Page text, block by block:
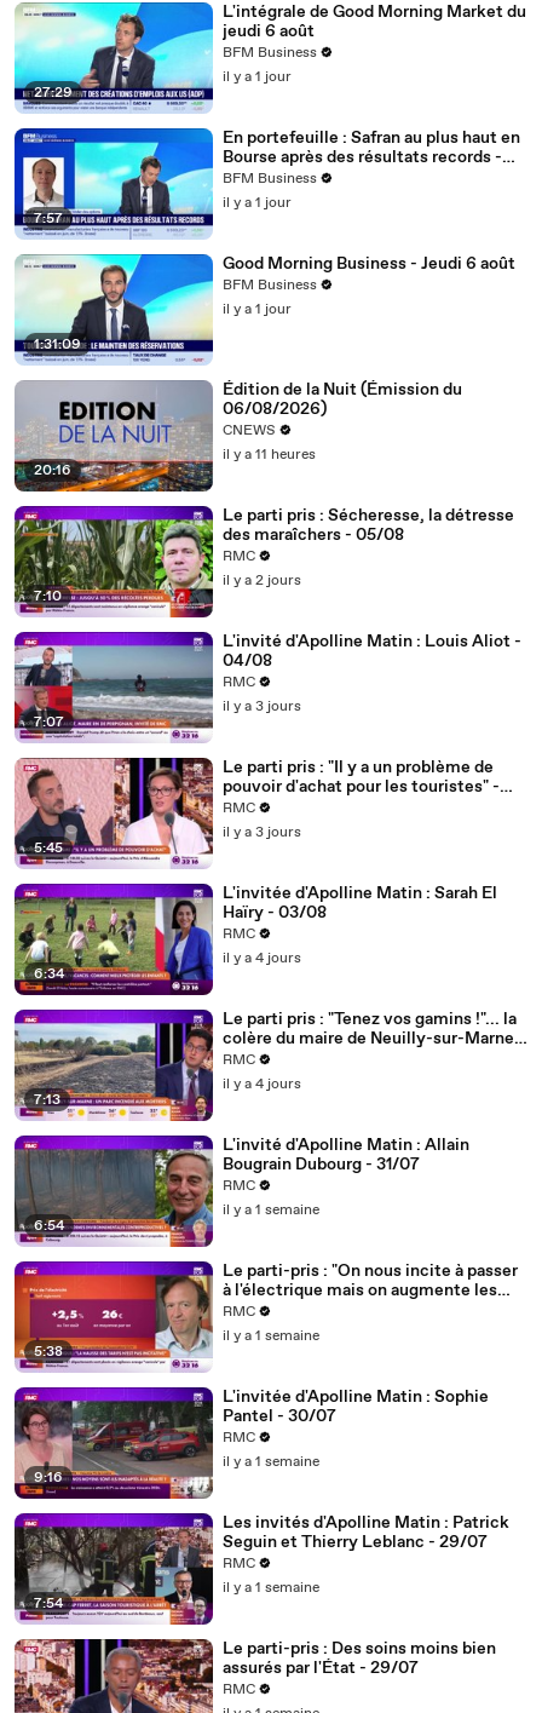
27:29
L'intégrale de Good Morning Market du
jeudi 6 août
BFM Business
il y a 1 jour
7:57
En portefeuille : Safran au plus haut en
Bourse après des résultats records -
06/08
BFM Business
il y a 1 jour
1:31:09
Good Morning Business - Jeudi 6 août
BFM Business
il y a 1 jour
20:16
Édition de la Nuit (Émission du
06/08/2026)
CNEWS
il y a 11 heures
7:10
Le parti pris : Sécheresse, la détresse
des maraîchers - 05/08
RMC
il y a 2 jours
7:07
L'invité d'Apolline Matin : Louis Aliot -
04/08
RMC
il y a 3 jours
5:45
Le parti pris : "Il y a un problème de
pouvoir d'achat pour les touristes" -
04/08
RMC
il y a 3 jours
6:34
L'invitée d'Apolline Matin : Sarah El
Haïry - 03/08
RMC
il y a 4 jours
7:13
Le parti pris : "Tenez vos gamins !"... la
colère du maire de Neuilly-sur-Marne
après l'incendie d'un parc provoqué par
des mortiers - 03/08
RMC
il y a 4 jours
6:54
L'invité d'Apolline Matin : Allain
Bougrain Dubourg - 31/07
RMC
il y a 1 semaine
5:38
Le parti-pris : "On nous incite à passer
à l'électrique mais on augmente les
tarifs... ce gouvernement est
incohérent" - 31/07
RMC
il y a 1 semaine
9:16
L'invitée d'Apolline Matin : Sophie
Pantel - 30/07
RMC
il y a 1 semaine
7:54
Les invités d'Apolline Matin : Patrick
Seguin et Thierry Leblanc - 29/07
RMC
il y a 1 semaine
Le parti-pris : Des soins moins bien
assurés par l'État - 29/07
RMC